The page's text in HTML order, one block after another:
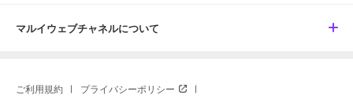
マルイウェブチャネルについて
ご利用規約 プライバシーポリシー